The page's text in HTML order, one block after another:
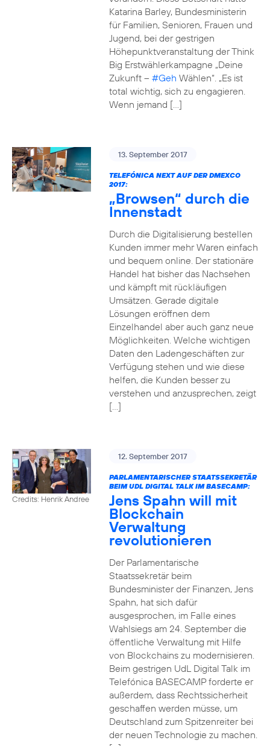
Katarina Barley, Bundesministerin
für Familien, Senioren, Frauen und
Jugend, bei der gestrigen
Höhepunktveranstaltung der Think
Big Erstwählerkampagne „Deine
Zukunft – #Geh Wählen“. „Es ist
total wichtig, sich zu engagieren.
Wenn jemand […]
13. September 2017
TELEFÓNICA NEXT AUF DER DMEXCO
2017:
„Browsen“ durch die
Innenstadt
Durch die Digitalisierung bestellen
Kunden immer mehr Waren einfach
und bequem online. Der stationäre
Handel hat bisher das Nachsehen
und kämpft mit rückläufigen
Umsätzen. Gerade digitale
Lösungen eröffnen dem
Einzelhandel aber auch ganz neue
Möglichkeiten. Welche wichtigen
Daten den Ladengeschäften zur
Verfügung stehen und wie diese
helfen, die Kunden besser zu
verstehen und anzusprechen, zeigt
[…]
Credits: Henrik Andree
12. September 2017
PARLAMENTARISCHER STAATSSEKRETÄR
BEIM UDL DIGITAL TALK IM BASECAMP:
Jens Spahn will mit
Blockchain
Verwaltung
revolutionieren
Der Parlamentarische
Staatssekretär beim
Bundesminister der Finanzen, Jens
Spahn, hat sich dafür
ausgesprochen, im Falle eines
Wahlsiegs am 24. September die
öffentliche Verwaltung mit Hilfe
von Blockchains zu modernisieren.
Beim gestrigen UdL Digital Talk im
Telefónica BASECAMP forderte er
außerdem, dass Rechtssicherheit
geschaffen werden müsse, um
Deutschland zum Spitzenreiter bei
der neuen Technologie zu machen.